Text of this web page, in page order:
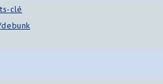
clé